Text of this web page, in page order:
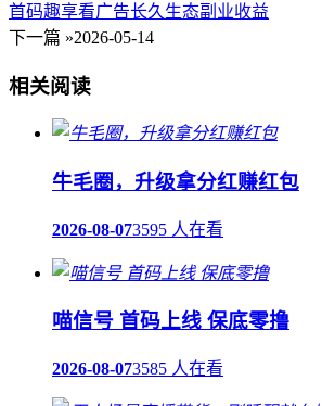
首码趣享看广告长久生态副业收益
下一篇 »2026-05-14
相关阅读
牛毛圈，升级拿分红赚红包
2026-08-073595 人在看
喵信号 首码上线 保底零撸
2026-08-073585 人在看